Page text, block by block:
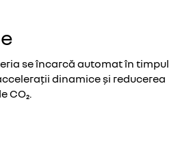
se încarcă automat în timpul
dinamice și reducerea
CO₂.